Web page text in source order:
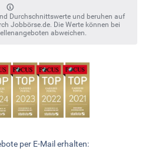
Durchschnittswerte und beruhen auf
Jobbörse.de. Die Werte können bei
abweichen.
per E-Mail erhalten: